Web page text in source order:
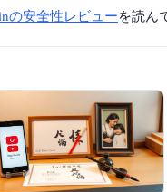
の安全性レビューを読ん